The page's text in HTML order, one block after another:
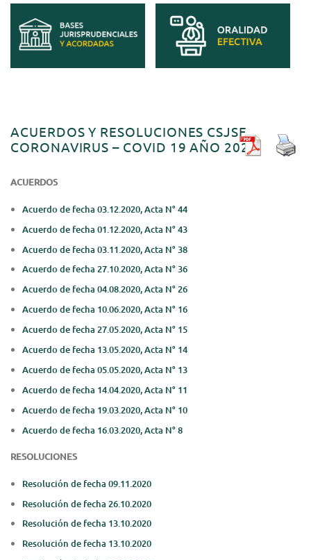
ACUERDOS Y RESOLUCIONES CSJSF
CORONAVIRUS – COVID 19 AÑO 2020
ACUERDOS
Acuerdo de fecha 03.12.2020, Acta N° 44
Acuerdo de fecha 01.12.2020, Acta N° 43
Acuerdo de fecha 03.11.2020, Acta N° 38
Acuerdo de fecha 27.10.2020, Acta N° 36
Acuerdo de fecha 04.08.2020, Acta N° 26
Acuerdo de fecha 10.06.2020, Acta N° 16
Acuerdo de fecha 27.05.2020, Acta N° 15
Acuerdo de fecha 13.05.2020, Acta N° 14
Acuerdo de fecha 05.05.2020, Acta N° 13
Acuerdo de fecha 14.04.2020, Acta N° 11
Acuerdo de fecha 19.03.2020, Acta N° 10
Acuerdo de fecha 16.03.2020, Acta N° 8
RESOLUCIONES
Resolución de fecha 09.11.2020
Resolución de fecha 26.10.2020
Resolución de fecha 13.10.2020
Resolución de fecha 13.10.2020